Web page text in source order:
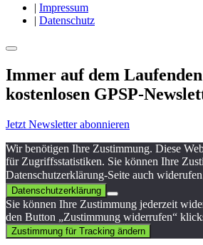
| Impressum
| Datenschutz
Immer auf dem
kostenlosen GPSP-
Jetzt Newsletter abonnieren
Wir benötigen Ihre Zustimmung. Diese
für Zugriffsstatistiken. Sie können Ihre
Datenschutzerklärung-Seite auch
Datenschutzerklärung
Sie können Ihre Zustimmung jederzeit
den Button „Zustimmung widerrufen“
Zustimmung für Tracking ändern